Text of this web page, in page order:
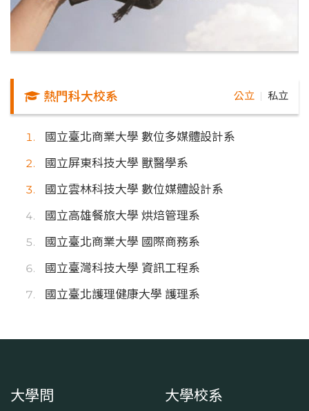
熱門科大校系 公立 私立
國立臺北商業大學 數位多媒體設計系
國立屏東科技大學 獸醫學系
國立雲林科技大學 數位媒體設計系
國立高雄餐旅大學 烘焙管理系
國立臺北商業大學 國際商務系
國立臺灣科技大學 資訊工程系
國立臺北護理健康大學 護理系
大學問 大學校系